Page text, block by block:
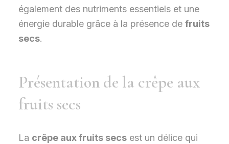
également des nutriments essentiels et une
énergie durable grâce à la présence de fruits
secs.
Présentation de la crêpe aux
fruits secs
La crêpe aux fruits secsest un délice qui